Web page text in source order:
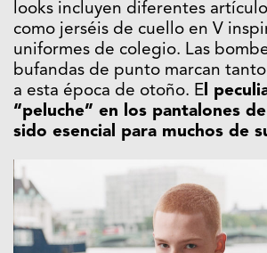
looks incluyen diferentes
como jerséis de cuello en V
uniformes de colegio. Las
bufandas de punto marcan
a esta época de otoño. El
“peluche” en los pantalones
sido esencial para muchos de